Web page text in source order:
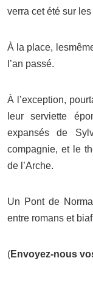
verra cet été sur
À la place,
l’an passé.
À l’exception,
leur serviette
expansés de
compagnie, et le
de l’Arche.
Un Pont de
entre romans et
(Envoyez-nous